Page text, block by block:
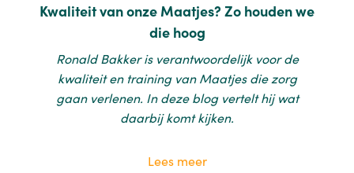
Kwaliteit van onze Maatjes? Zo houden we
die hoog
Ronald Bakker is verantwoordelijk voor de
kwaliteit en training van Maatjes die zorg
gaan verlenen. In deze blog vertelt hij wat
daarbij komt kijken.
Lees meer